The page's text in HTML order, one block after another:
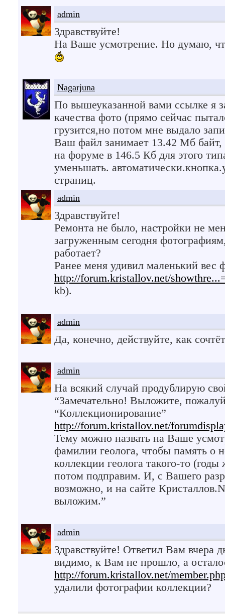
admin
Здравствуйте!
На Ваше усмотрение. Но думаю,
Nagarjuna
По вышеуказанной вами ссылке я
качества фото (прямо сейчас
грузится,но потом мне выдало
Ваш файл занимает 13.42 Мб байт,
на форуме в 146.5 Кб для этого
уменьшать.
страниц.
admin
Здравствуйте!
Ремонта не было, настройки не
загруженным сегодня
работает?
Ранее меня удивил маленький вес
http://forum.kristallov.net/
kb).
admin
Да, конечно, действуйте, как
admin
На всякий случай продублирую
“Замечательно! Выложите,
“Коллекционирование”
http://forum.kristallov.net/
Тему можно назвать на Ваше
фамилии геолога, чтобы память о
коллекции геолога такого-то
потом подправим. И, с Вашего
возможно, и на сайте
выложим.”
admin
Здравствуйте! Ответил Вам вчера
видимо, к Вам не прошло, а
http://forum.kristallov.net/
удалили фотографии коллекции?